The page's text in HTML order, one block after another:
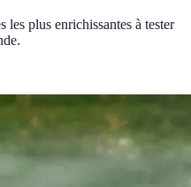
les plus enrichissantes à tester